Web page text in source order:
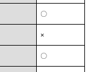
〇
×
〇